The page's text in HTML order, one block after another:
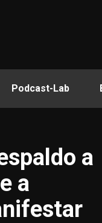
Podcast-Lab
a
a